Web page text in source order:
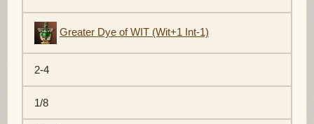
Greater Dye of WIT (Wit+1 Int-1)
2-4
1/8